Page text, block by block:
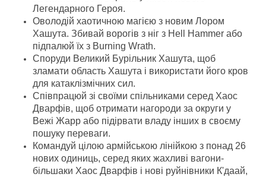
Легендарного Героя.
Оволодій хаотичною магією з новим Лором
Хашута. Збивай ворогів з ніг з Hell Hammer або
підпалюй їх з Burning Wrath.
Споруди Великий Бурільник Хашута, щоб
зламати область Хашута і використати його кров
для катаклізмічних сил.
Співпрацюй зі своїми спільниками серед Хаос
Дварфів, щоб отримати нагороди за округи у
Вежі Жарр або підірвати владу інших в своєму
пошуку переваги.
Командуй цілою армійською лінійкою з понад 26
нових одиниць, серед яких жахливі вагони-
більшаки Хаос Дварфів і нові руйнівники К'даай,